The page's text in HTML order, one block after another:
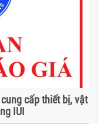
cấp thiết bị, vật
IUI